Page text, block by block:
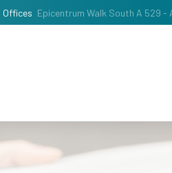
Offices Epicentrum Walk South A 529 -